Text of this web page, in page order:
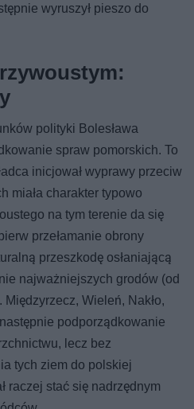
wyruszył pieszo do
polityki Bolesława
spraw pomorskich. To
inicjował wyprawy przeciw
miała charakter typowo
na tym terenie da się
przełamanie obrony
przeszkodę osłaniającą
najważniejszych grodów (od
Wieleń, Nakło,
podporządkowanie
lecz bez
tych ziem do polskiej
raczej stać się nadrzędnym